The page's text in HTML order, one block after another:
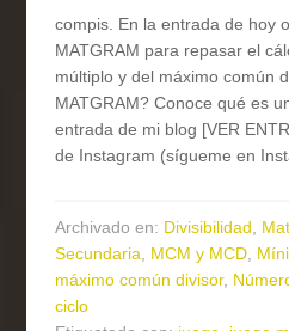
compis. En la entrada de hoy
MATGRAM para repasar el
múltiplo y del máximo común
MATGRAM? Conoce qué es
entrada de mi blog [VER
de Instagram (sígueme en
Archivado en: Divisibilidad,
Secundaria, MCM y MCD,
máximo común divisor,
ciclo